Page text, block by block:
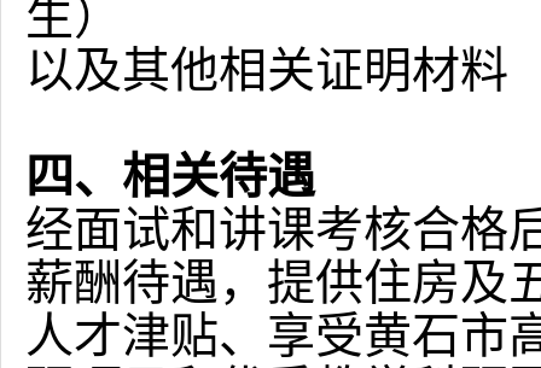
生）
以及其他相关证明材料
四、相关待遇
经面试和讲课考核合格
薪酬待遇，提供住房及
人才津贴、享受黄石市